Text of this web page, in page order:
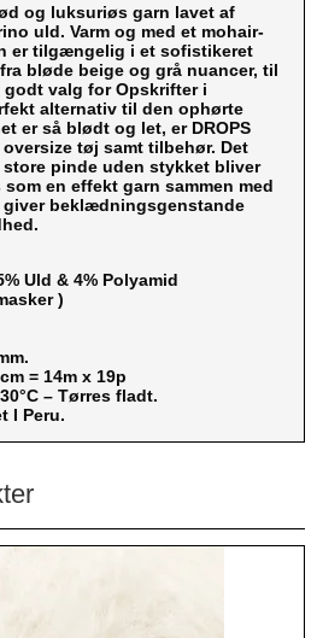
og luksuriøs garn lavet af
uld. Varm og med et mohair-
er tilgængelig i et sofistikeret
bløde beige og grå nuancer, til
valg for Opskrifter i
alternativ til den ophørte
er så blødt og let, er DROPS
tøj samt tilbehør. Det
pinde uden stykket bliver
en effekt garn sammen med
beklædningsgenstande
Uld & 4% Polyamid
)
= 14m x 19p
– Tørres fladt.
I Peru.